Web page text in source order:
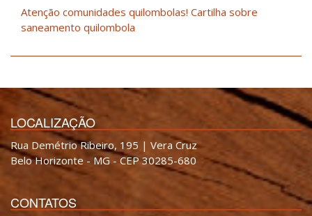
Atenção comunidades quilombolas! Cartilha sobre
saneamento quilombola
LOCALIZAÇÃO
Rua Demétrio Ribeiro, 195 | Vera Cruz
Belo Horizonte - MG - CEP 30285-680
CONTATOS